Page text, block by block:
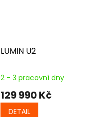
LUMIN U2
2 - 3 pracovní dny
129 990 Kč
DETAIL